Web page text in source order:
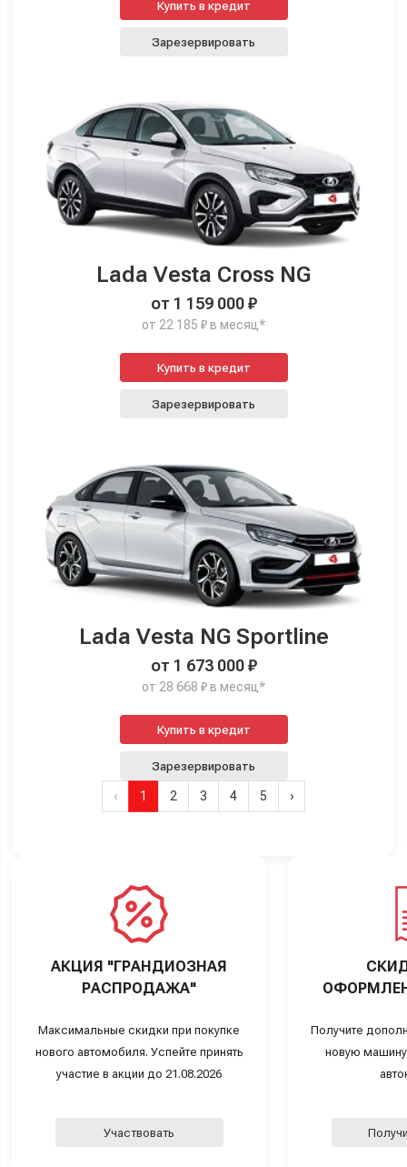
Купить в кредит
Зарезервировать
Lada Vesta Cross NG
от 1 159 000 ₽
от 22 185 ₽ в месяц*
Купить в кредит
Зарезервировать
Lada Vesta NG Sportline
от 1 673 000 ₽
от 28 668 ₽ в месяц*
Купить в кредит
Зарезервировать
‹ 1 2 3 4 5 ›
АКЦИЯ "ГРАНДИОЗНАЯ
РАСПРОДАЖА"
Максимальные скидки при покупке
нового автомобиля. Успейте принять
участие в акции до 21.08.2026
Участвовать
Получите
новую